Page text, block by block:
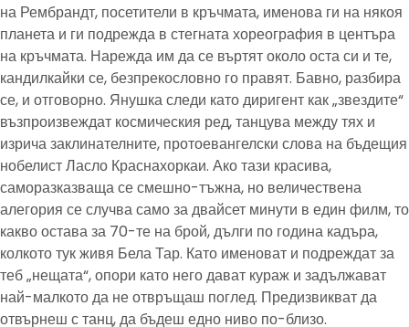
на Рембрандт, посетители в кръчмата, именова ги на някоя
планета и ги подрежда в стегната хореография в центъра
на кръчмата. Нарежда им да се въртят около оста си и те,
кандилкайки се, безпрекословно го правят. Бавно, разбира
се, и отговорно. Янушка следи като диригент как „звездите“
възпроизвеждат космическия ред, танцува между тях и
изрича заклинателните, протоевангелски слова на бъдещия
нобелист Ласло Краснахоркаи. Ако тази красива,
саморазказваща се смешно-тъжна, но величествена
алегория се случва само за двайсет минути в един филм, то
какво остава за 70-те на брой, дълги по година кадъра,
колкото тук живя Бела Тар. Като именоват и подреждат за
теб „нещата“, опори като него дават кураж и задължават
най-малкото да не отвръщаш поглед. Предизвикват да
отвърнеш с танц, да бъдеш едно ниво по-близо.